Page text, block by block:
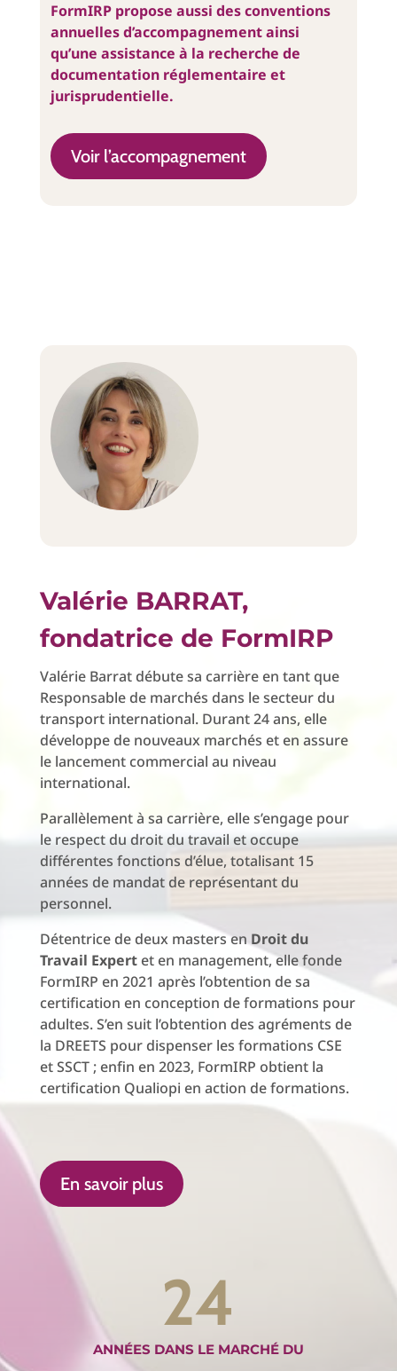
FormIRP propose aussi des conventions
annuelles d’accompagnement ainsi
qu’une assistance à la recherche de
documentation réglementaire et
jurisprudentielle.
Voir l’accompagnement
Valérie BARRAT,
fondatrice de FormIRP
Valérie Barrat débute sa carrière en tant que
Responsable de marchés dans le secteur du
transport international. Durant 24 ans, elle
développe de nouveaux marchés et en assure
le lancement commercial au niveau
international.
Parallèlement à sa carrière, elle s’engage pour
le respect du droit du travail et occupe
différentes fonctions d’élue, totalisant 15
années de mandat de représentant du
personnel.
Détentrice de deux masters en Droit du
Travail Expert et en management, elle fonde
FormIRP en 2021 après l’obtention de sa
certification en conception de formations pour
adultes. S’en suit l’obtention des agréments de
la DREETS pour dispenser les formations CSE
et SSCT ; enfin en 2023, FormIRP obtient la
certification Qualiopi en action de formations.
En savoir plus
24
ANNÉES DANS LE MARCHÉ DU